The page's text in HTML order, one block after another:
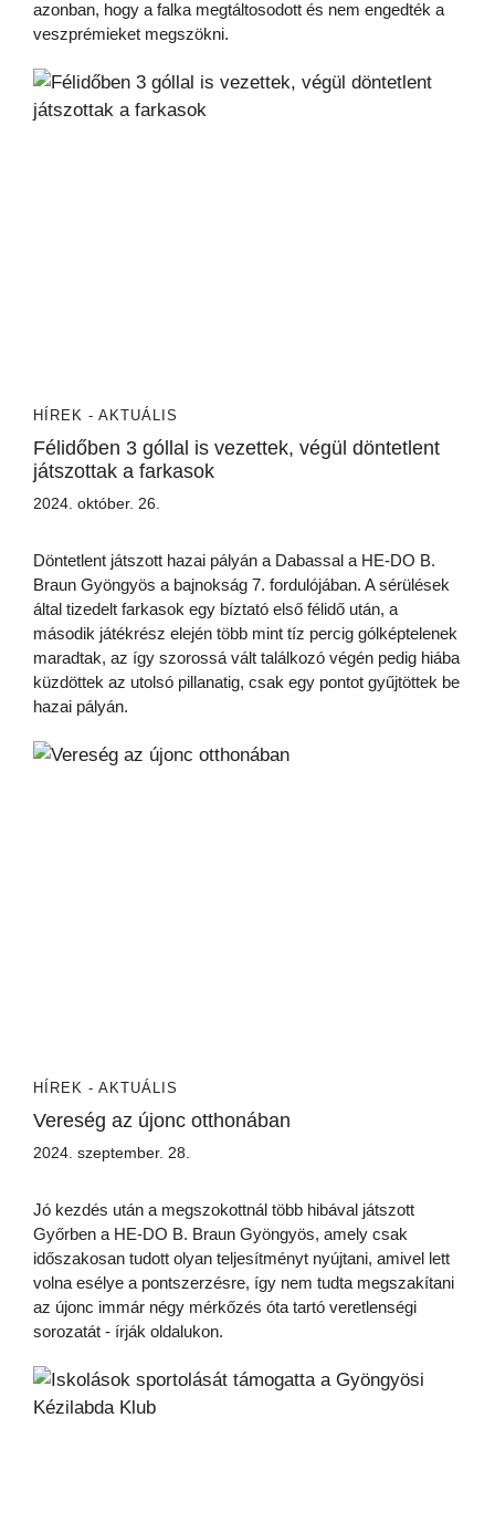
azonban, hogy a falka megtáltosodott és nem engedték a
veszprémieket megszökni.
HÍREK - AKTUÁLIS
Félidőben 3 góllal is vezettek, végül döntetlent
játszottak a farkasok
2024. október. 26.
Döntetlent játszott hazai pályán a Dabassal a HE-DO B.
Braun Gyöngyös a bajnokság 7. fordulójában. A sérülések
által tizedelt farkasok egy bíztató első félidő után, a
második játékrész elején több mint tíz percig gólképtelenek
maradtak, az így szorossá vált találkozó végén pedig hiába
küzdöttek az utolsó pillanatig, csak egy pontot gyűjtöttek be
hazai pályán.
HÍREK - AKTUÁLIS
Vereség az újonc otthonában
2024. szeptember. 28.
Jó kezdés után a megszokottnál több hibával játszott
Győrben a HE-DO B. Braun Gyöngyös, amely csak
időszakosan tudott olyan teljesítményt nyújtani, amivel lett
volna esélye a pontszerzésre, így nem tudta megszakítani
az újonc immár négy mérkőzés óta tartó veretlenségi
sorozatát - írják oldalukon.